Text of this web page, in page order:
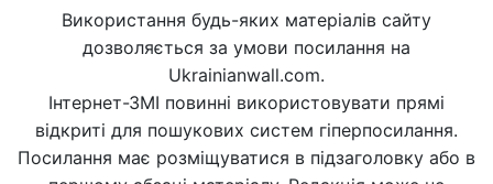
Використання будь-яких матеріалів сайту
дозволяється за умови посилання на
Ukrainianwall.com.
Інтернет-ЗМІ повинні використовувати прямі
відкриті для пошукових систем гіперпосилання.
Посилання має розміщуватися в підзаголовку або в